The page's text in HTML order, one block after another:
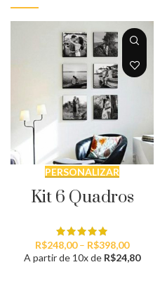
PERSONALIZAR
Kit 6 Quadros
R$248,00 – R$398,00Faixa
de
A partir de 10x de R$24,80